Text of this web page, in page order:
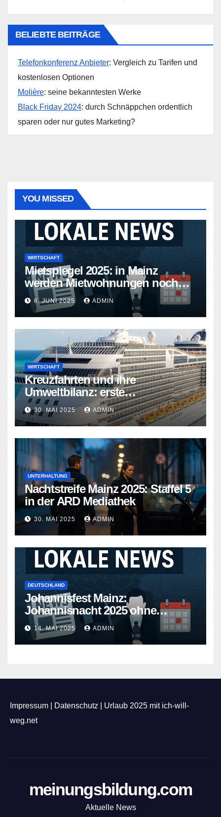
BELIEBTE BEITRÄGE
Telefonkonferenz Anbieter: Vergleich zu Tarifen und
kostenlosen Optionen
Molière: seine bekanntesten Werke
Black Friday 2024: durch Schnäppchen ordentlich
sparen oder nur gutes Marketing?
YOU MISSED
WIRTSCHAFT
Mietspiegel 2025: in Mainz
werden Mietwohnungen noch
teurer
6. JUNI 2025 ADMIN
WIRTSCHAFT
Kreuzfahrten und ihre
Umweltbilanz: erste
Kreuzfahrtschiffe gehen neue
Wege
30. MAI 2025 ADMIN
UNTERHALTUNG
Nachtstreife Mainz 2025: Staffel 5
in der ARD Mediathek
30. MAI 2025 ADMIN
DEUTSCHLAND
Johannisfest Mainz:
Johannisnacht 2025 ohne
Feuerwerk
14. MAI 2025 ADMIN
Impressum Datenschutz
Urlaub 2025 mit ich-will-
weg.net
meinungsbildung.com
Aktuelle News